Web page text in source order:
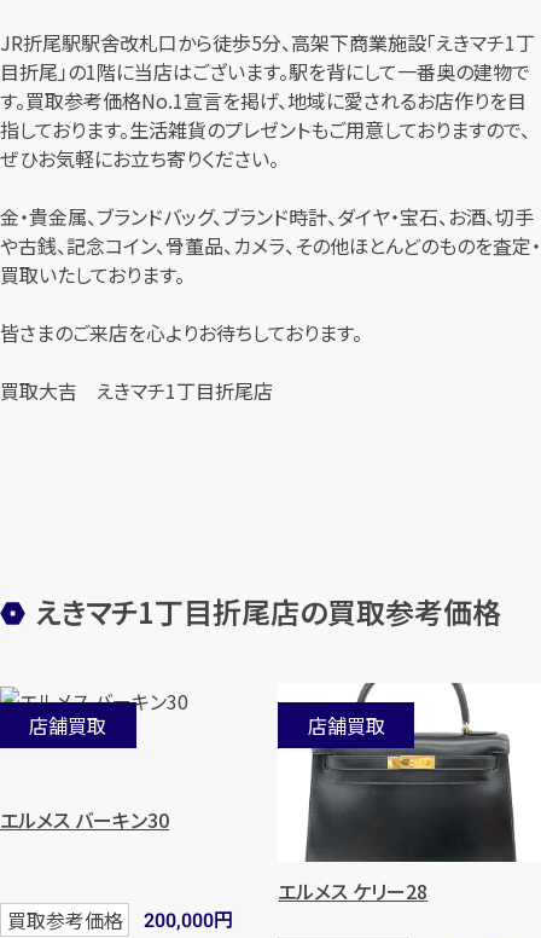
JR折尾駅駅舎改札口から徒歩5分、高架下商業施設「えきマチ1丁
目折尾」の1階に当店はございます。駅を背にして一番奥の建物で
す。買取参考価格No.1宣言を掲げ、地域に愛されるお店作りを目
指しております。生活雑貨のプレゼントもご用意しておりますので、
ぜひお気軽にお立ち寄りください。
金・貴金属、ブランドバッグ、ブランド時計、ダイヤ・宝石、お酒、切手
や古銭、記念コイン、骨董品、カメラ、その他ほとんどのものを査定・
買取いたしております。
皆さまのご来店を心よりお待ちしております。
買取大吉 えきマチ1丁目折尾店
えきマチ1丁目折尾店の買取参考価格
店舗買取
エルメス バーキン30
買取参考価格 200,000円
店舗買取
エルメス ケリー28